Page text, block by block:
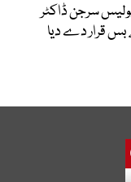
سرجن ڈاکٹر
قرار دے دیا